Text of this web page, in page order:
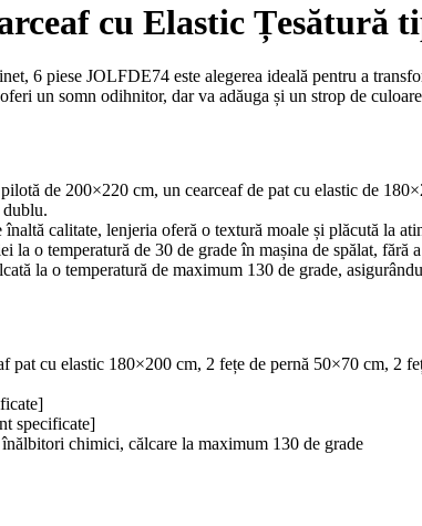
cu Elastic Țesătură
6 piese JOLFDE74 este alegerea ideală pentru a
un somn odihnitor, dar va adăuga și un strop de
de 200×220 cm, un cearceaf de pat cu elastic de
dublu.
calitate, lenjeria oferă o textură moale și plăcută la
la o temperatură de 30 de grade în mașina de spălat,
la o temperatură de maximum 130 de grade,
pat cu elastic 180×200 cm, 2 fețe de pernă 50×70 cm, 2
specificate]
chimici, călcare la maximum 130 de grade